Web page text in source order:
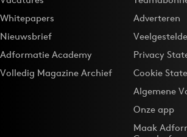
Whitepapers
Nieuwsbrief
Adformatie Academy
Volledig Magazine Archief
Adverteren
Privacy
Cookie
Algemene
Onze app
Maak